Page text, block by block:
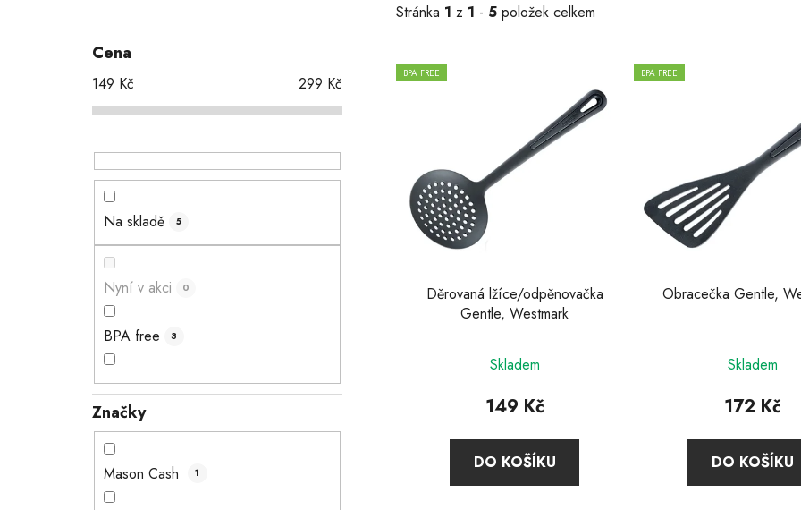
Cena
149 Kč 299 Kč
Na skladě 5
Nyní v akci 0
BPA free 3
Značky
Mason Cash 1
Stránka 1 z 1 - 5 položek celkem
V
ý
BPA FREE
Děrovaná lžíce/odpěnovačka
Gentle, Westmark
Skladem
149 Kč
DO KOŠÍKU
BPA FREE
Obracečka Gentle,
Skladem
172 Kč
DO KOŠÍKU